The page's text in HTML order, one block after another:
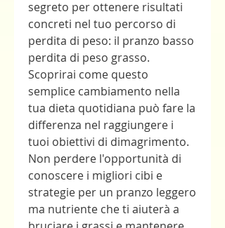
segreto per ottenere risultati
concreti nel tuo percorso di
perdita di peso: il pranzo basso
perdita di peso grasso.
Scoprirai come questo
semplice cambiamento nella
tua dieta quotidiana può fare la
differenza nel raggiungere i
tuoi obiettivi di dimagrimento.
Non perdere l'opportunità di
conoscere i migliori cibi e
strategie per un pranzo leggero
ma nutriente che ti aiuterà a